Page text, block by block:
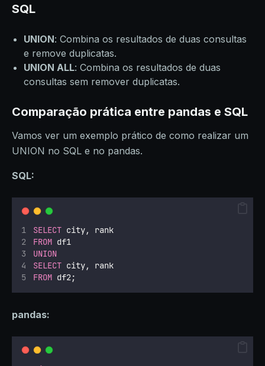
SQL
UNION: Combina os resultados de duas consultas
e remove duplicatas.
UNION ALL: Combina os resultados de duas
consultas sem remover duplicatas.
Comparação prática entre pandas e SQL
Vamos ver um exemplo prático de como realizar um
UNION no SQL e no pandas.
SQL:
SELECT city, rank
FROM df1
UNION
SELECT city, rank
FROM df2;
pandas: